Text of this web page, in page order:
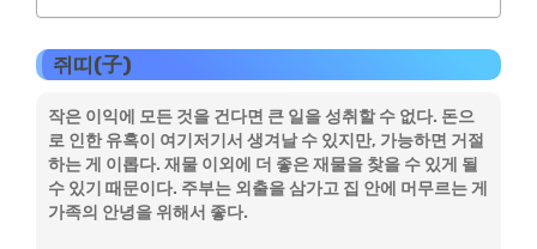
쥐띠(子)
작은 이익에 모든 것을 건다면 큰 일을 성취할 수 없다. 돈으
로 인한 유혹이 여기저기서 생겨날 수 있지만, 가능하면 거절
하는 게 이롭다. 재물 이외에 더 좋은 재물을 찾을 수 있게 될
수 있기 때문이다. 주부는 외출을 삼가고 집 안에 머무르는 게
가족의 안녕을 위해서 좋다.